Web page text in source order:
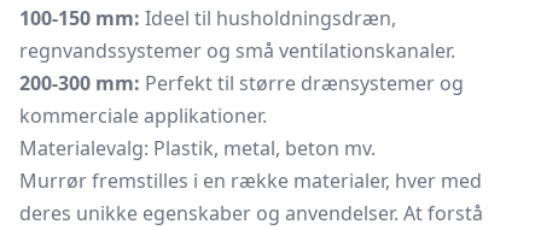
100-150 mm: Ideel til husholdningsdræn,
regnvandssystemer og små ventilationskanaler.
200-300 mm: Perfekt til større drænsystemer og
kommerciale applikationer.
Materialevalg: Plastik, metal, beton mv.
Murrør fremstilles i en række materialer, hver med
deres unikke egenskaber og anvendelser. At forstå